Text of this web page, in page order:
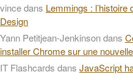
vincedans Lemmings :
Design
Yann Petitjean-Jenkinsondans
installer Chrome sur une
IT Flashcards dans JavaScript